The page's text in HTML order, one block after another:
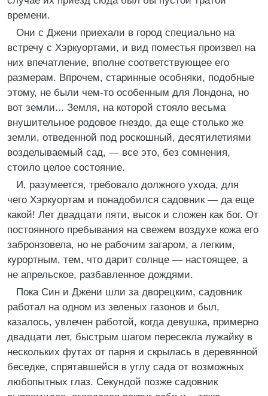
времени.
Они с Джени приехали в город специально на
встречу с Хэркуортами, и вид поместья произвел на
них впечатление, вполне соответствующее его
размерам. Впрочем, старинные особняки, подобные
этому, не были чем-то особенным для Лондона, но
вот земли... Земля, на которой стояло весьма
внушительное родовое гнездо, да еще столько же
земли, отведенной под роскошный, десятилетиями
возделываемый сад, — все это, без сомнения,
стоило целое состояние.
И, разумеется, требовало должного ухода, для
чего Хэркуортам и понадобился садовник — да еще
какой! Лет двадцати пяти, высок и сложен как бог. От
постоянного пребывания на свежем воздухе кожа его
забронзовела, но не рабочим загаром, а легким,
курортным, тем, что дарит солнце — настоящее, а
не апрельское, разбавленное дождями.
Пока Син и Джени шли за дворецким, садовник
работал на одном из зеленых газонов и был,
казалось, увлечен работой, когда девушка, примерно
двадцати лет, быстрым шагом пересекла лужайку в
нескольких футах от парня и скрылась в деревянной
беседке, спрятавшейся в углу сада от возможных
любопытных глаз. Секундой позже садовник